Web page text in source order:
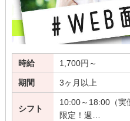
時給 1,700円～
期間 3ヶ月以上
シフト
10:00～18:00（実
限定！週…